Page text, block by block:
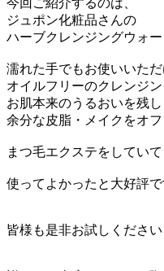
ジュポン化粧品さんの
ハーブクレンジングウォー
濡れた手でもお使いいただ
オイルフリーのクレンジン
お肌本来のうるおいを残し
余分な皮脂・メイクをオフ
まつ毛エクステをしてい
使ってよかったと大好評で
皆様も是非お試しください